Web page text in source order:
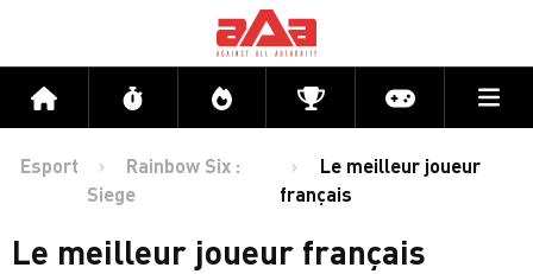
Accueil Flux Directs CompétitionsActu jeux
Esport
Rainbow Six :
Siege
Le meilleur joueur
français
Le meilleur joueur français